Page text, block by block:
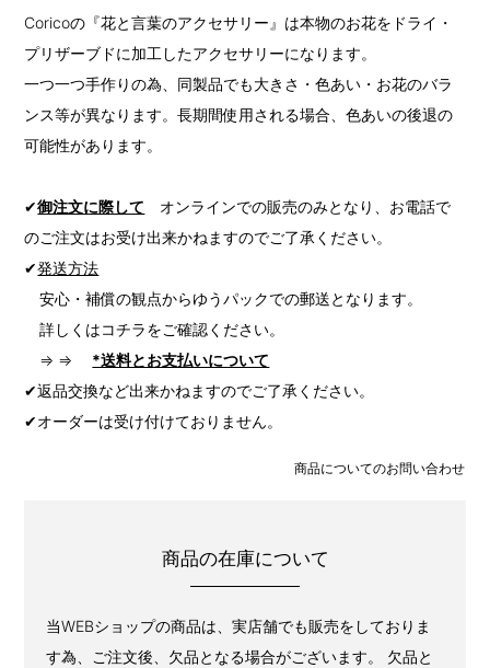
Coricoの『花と言葉のアクセサリー』は本物のお花をドライ・
プリザーブドに加工したアクセサリーになります。
一つ一つ手作りの為、同製品でも大きさ・色あい・お花のバラ
ンス等が異なります。長期間使用される場合、色あいの後退の
可能性があります。
✔御注文に際して オンラインでの販売のみとなり、お電話で
のご注文はお受け出来かねますのでご了承ください。
✔発送方法
安心・補償の観点からゆうパックでの郵送となります。
詳しくはコチラをご確認ください。
⇒ ⇒
*送料とお支払いについて
✔返品交換など出来かねますのでご了承ください。
✔オーダーは受け付けておりません。
商品についてのお問い合わせ
商品の在庫について
当WEBショップの商品は、実店舗でも販売をしておりま
す為、ご注文後、欠品となる場合がございます。 欠品と